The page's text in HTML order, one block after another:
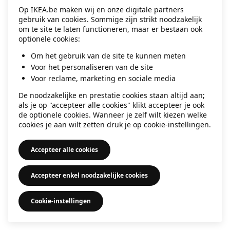
information).
Op IKEA.be maken wij en onze digitale partners
gebruik van cookies. Sommige zijn strikt noodzakelijk
om te site te laten functioneren, maar er bestaan ook
optionele cookies:
Om het gebruik van de site te kunnen meten
Voor het personaliseren van de site
Voor reclame, marketing en sociale media
De noodzakelijke en prestatie cookies staan altijd aan;
als je op "accepteer alle cookies" klikt accepteer je ook
de optionele cookies. Wanneer je zelf wilt kiezen welke
cookies je aan wilt zetten druk je op cookie-instellingen.
Accepteer alle cookies
Accepteer enkel noodzakelijke cookies
Cookie-instellingen